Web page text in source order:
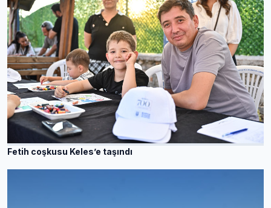
Fetih coşkusu Keles’e taşındı